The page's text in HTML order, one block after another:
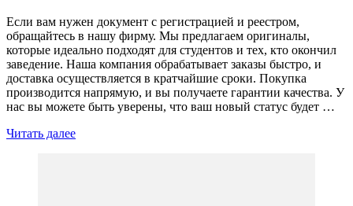
Если вам нужен документ с регистрацией и реестром,
обращайтесь в нашу фирму. Мы предлагаем оригиналы,
которые идеально подходят для студентов и тех, кто окончил
заведение. Наша компания обрабатывает заказы быстро, и
доставка осуществляется в кратчайшие сроки. Покупка
производится напрямую, и вы получаете гарантии качества. У
нас вы можете быть уверены, что ваш новый статус будет …
Читать далее